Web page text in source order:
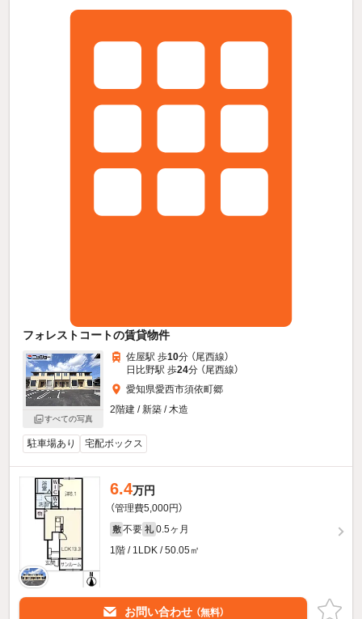
フォレストコートの賃貸物件
すべての写真
佐屋駅 歩10分 （尾西線）
日比野駅 歩24分 （尾西線）
愛知県愛西市須依町郷
2階建 / 新築 / 木造
駐車場あり 宅配ボックス
6.4万円
（管理費5,000円）
敷 不要 礼 0.5ヶ月
1階 / 1LDK / 50.05㎡
お問い合わせ （無料）